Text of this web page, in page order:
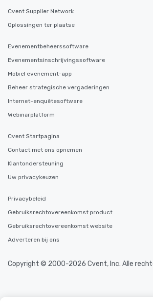
Cvent Supplier Network
Oplossingen ter plaatse
Evenementbeheerssoftware
Evenementsinschrijvingssoftware
Mobiel evenement-app
Beheer strategische vergaderingen
Internet-enquêtesoftware
Webinarplatform
Cvent Startpagina
Contact met ons opnemen
Klantondersteuning
Uw privacykeuzen
Privacybeleid
Gebruiksrechtovereenkomst product
Gebruiksrechtovereenkomst website
Adverteren bij ons
Copyright © 2000-2026 Cvent, Inc. Alle